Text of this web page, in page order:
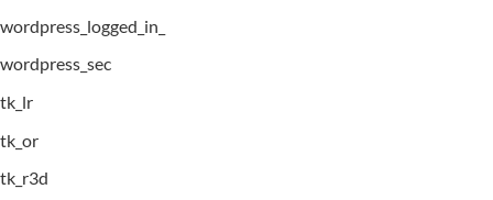
wordpress_logged_in_
wordpress_sec
tk_lr
tk_or
tk_r3d